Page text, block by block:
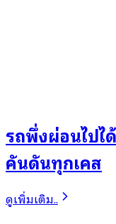
รถพึ่งผ่อนไปไ
คันดันทุกเคส
ดูเพิ่มเติม..